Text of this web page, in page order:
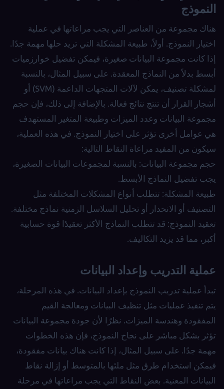
النموذج
هناك مجموعة من العناصر التي يجب مراعاتها في عملية
اختيار النموذج. أولاً، طبيعة المشكلة التي تريد حلها مهمة جدًا.
إذا كانت مجموعة البيانات صغيرة، فيمكن تفضيل خوارزميات
أبسط بدلاً من النماذج المعقدة. على سبيل المثال، بالنسبة
لمشكلة تصنيف، يمكن لآلات المتجهات الداعمة (SVM) أو
أشجار القرار أن تنتج نتائج فعالة. بالإضافة إلى ذلك، فإن حجم
مجموعة البيانات وعدد الميزات وطبيعة المتغير المستهدف
هي عوامل أخرى تؤثر على اختيار النموذج. في هذه العملية،
سيكون من المفيد مراعاة النقاط التالية:
حجم مجموعة البيانات: بالنسبة لمجموعات البيانات الصغيرة،
يجب تفضيل النماذج الأبسط.
طبيعة المشكلة: تتطلب أنواع المشكلات المختلفة مثل
التصنيف أو الانحدار أو تحليل السلاسل الزمنية نماذج مختلفة.
تعقيد النموذج: قد تتطلب النماذج الأكثر تعقيدًا قوة حسابية
أكبر، مما قد يزيد التكاليف.
عملية التدريب وإعداد البيانات
تبدأ عملية تدريب النموذج بإعداد البيانات. في هذه المرحلة،
يتم تنفيذ عمليات مثل تنظيف البيانات ومعالجة القيم
المفقودة وهندسة الميزات. نظرًا لأن جودة مجموعة البيانات
تؤثر بشكل مباشر على نجاح النموذج، فإن هذه الخطوات
مهمة جدًا. على سبيل المثال، إذا كانت هناك بيانات مفقودة،
فيمكن استخدام طرق مثل ملئها بالمتوسط أو إزالة نقاط
البيانات المعنية. بعض النقاط التي يجب مراعاتها في مرحلة